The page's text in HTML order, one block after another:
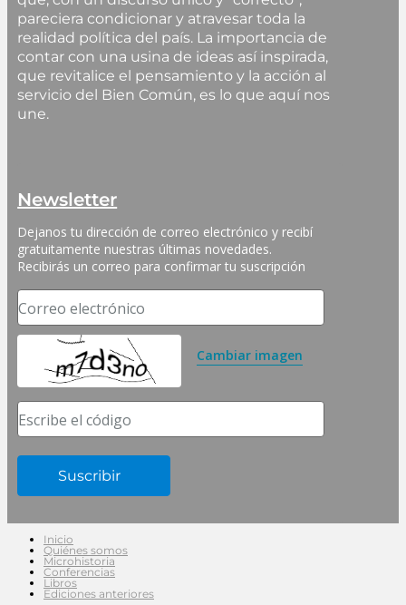
pareciera condicionar y atravesar toda la
realidad política del país. La importancia de
contar con una usina de ideas así inspirada,
que revitalice el pensamiento y la acción al
servicio del Bien Común, es lo que aquí nos
une.
Newsletter
Dejanos tu dirección de correo electrónico y recibí
gratuitamente nuestras últimas novedades.
Recibirás un correo para confirmar tu suscripción
Correo electrónico
Cambiar imagen
Escribe el código
Inicio
Quiénes somos
Microhistoria
Conferencias
Libros
Ediciones anteriores